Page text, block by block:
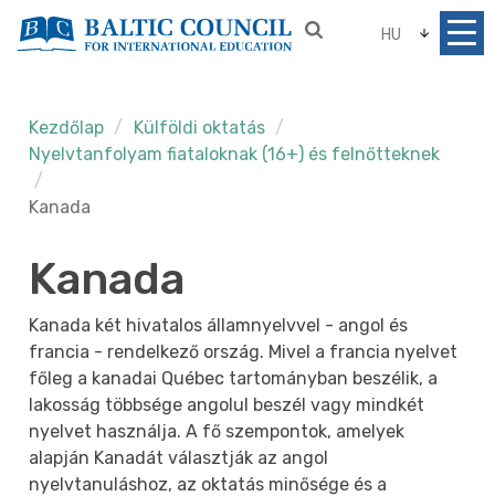
HU
Kezdőlap
Külföldi oktatás
Nyelvtanfolyam fiataloknak (16+) és felnőtteknek
Kanada
Kanada
Kanada két hivatalos államnyelvvel - angol és
francia - rendelkező ország. Mivel a francia nyelvet
főleg a kanadai Québec tartományban beszélik, a
lakosság többsége angolul beszél vagy mindkét
nyelvet használja. A fő szempontok, amelyek
alapján Kanadát választják az angol
nyelvtanuláshoz, az oktatás minősége és a